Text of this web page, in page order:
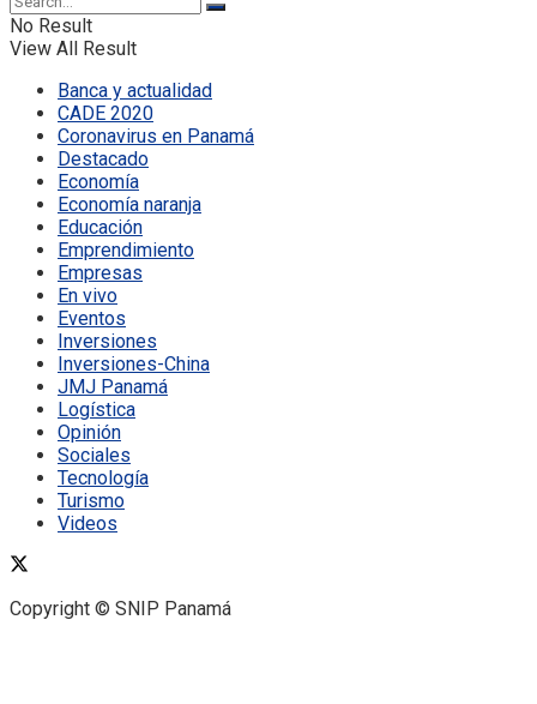
No Result
View All Result
Banca y actualidad
CADE 2020
Coronavirus en Panamá
Destacado
Economía
Economía naranja
Educación
Emprendimiento
Empresas
En vivo
Eventos
Inversiones
Inversiones-China
JMJ Panamá
Logística
Opinión
Sociales
Tecnología
Turismo
Videos
Copyright © SNIP Panamá